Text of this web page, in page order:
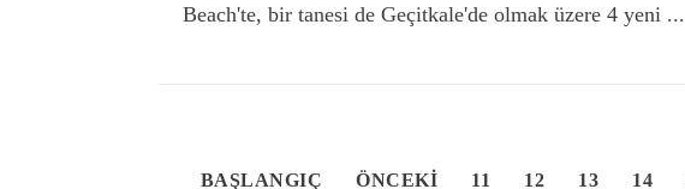
Beach'te, bir tanesi de Geçitkale'de olmak üzere 4 yeni ...
BAŞLANGIÇ ÖNCEKI 11 12 13 14